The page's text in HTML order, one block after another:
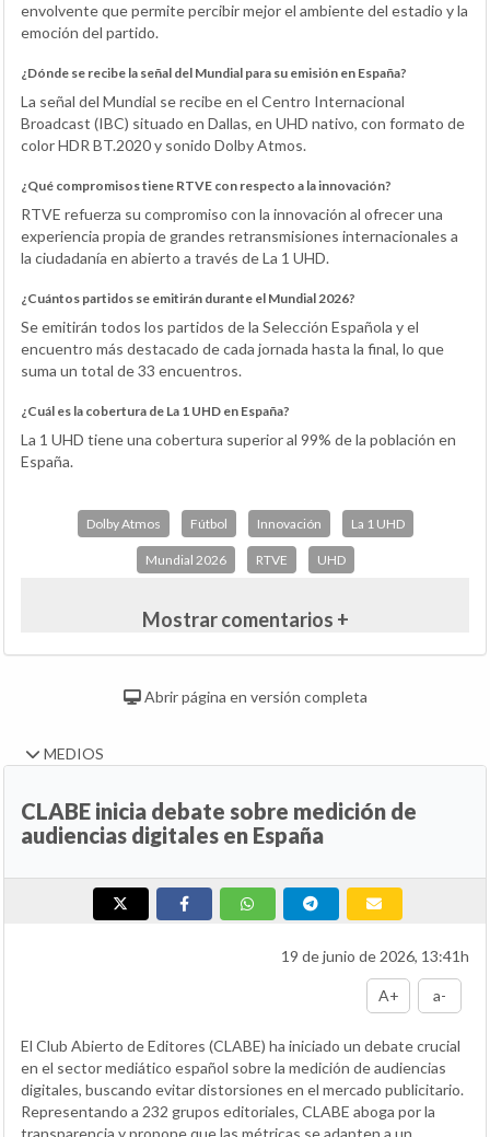
envolvente que permite percibir mejor el ambiente del estadio y la
emoción del partido.
¿Dónde se recibe la señal del Mundial para su emisión en España?
La señal del Mundial se recibe en el Centro Internacional
Broadcast (IBC) situado en Dallas, en UHD nativo, con formato de
color HDR BT.2020 y sonido Dolby Atmos.
¿Qué compromisos tiene RTVE con respecto a la innovación?
RTVE refuerza su compromiso con la innovación al ofrecer una
experiencia propia de grandes retransmisiones internacionales a
la ciudadanía en abierto a través de La 1 UHD.
¿Cuántos partidos se emitirán durante el Mundial 2026?
Se emitirán todos los partidos de la Selección Española y el
encuentro más destacado de cada jornada hasta la final, lo que
suma un total de 33 encuentros.
¿Cuál es la cobertura de La 1 UHD en España?
La 1 UHD tiene una cobertura superior al 99% de la población en
España.
Dolby Atmos Fútbol Innovación La 1 UHD
Mundial 2026 RTVE UHD
Mostrar comentarios +
Abrir página en versión completa
MEDIOS
CLABE inicia debate sobre medición de
audiencias digitales en España
19 de junio de 2026, 13:41h
A+ a-
El Club Abierto de Editores (CLABE) ha iniciado un debate crucial
en el sector mediático español sobre la medición de audiencias
digitales, buscando evitar distorsiones en el mercado publicitario.
Representando a 232 grupos editoriales, CLABE aboga por la
transparencia y propone que las métricas se adapten a un